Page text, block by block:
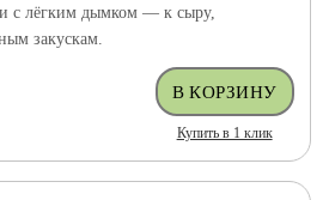
с лёгким дымком — к сыру,
закускам.
Купить в 1 клик